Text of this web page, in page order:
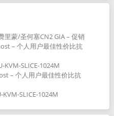
里蒙/圣何塞CN2 GIA – 促销
– 个人用户最佳性价比抗
KVM-SLICE-1024M
– 个人用户最佳性价比抗
SLICE-1024M